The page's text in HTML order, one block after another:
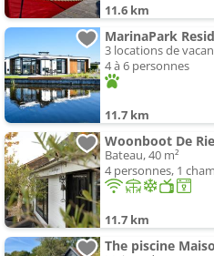
11.6 km
MarinaPark
3 locations de
4 à 6 personnes
11.7 km
Woonboot De
Bateau, 40 m²
4 personnes, 1
11.7 km
The piscine